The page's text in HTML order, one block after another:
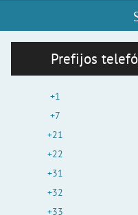
Prefijos
+1
+7
+21
+22
+31
+32
+33